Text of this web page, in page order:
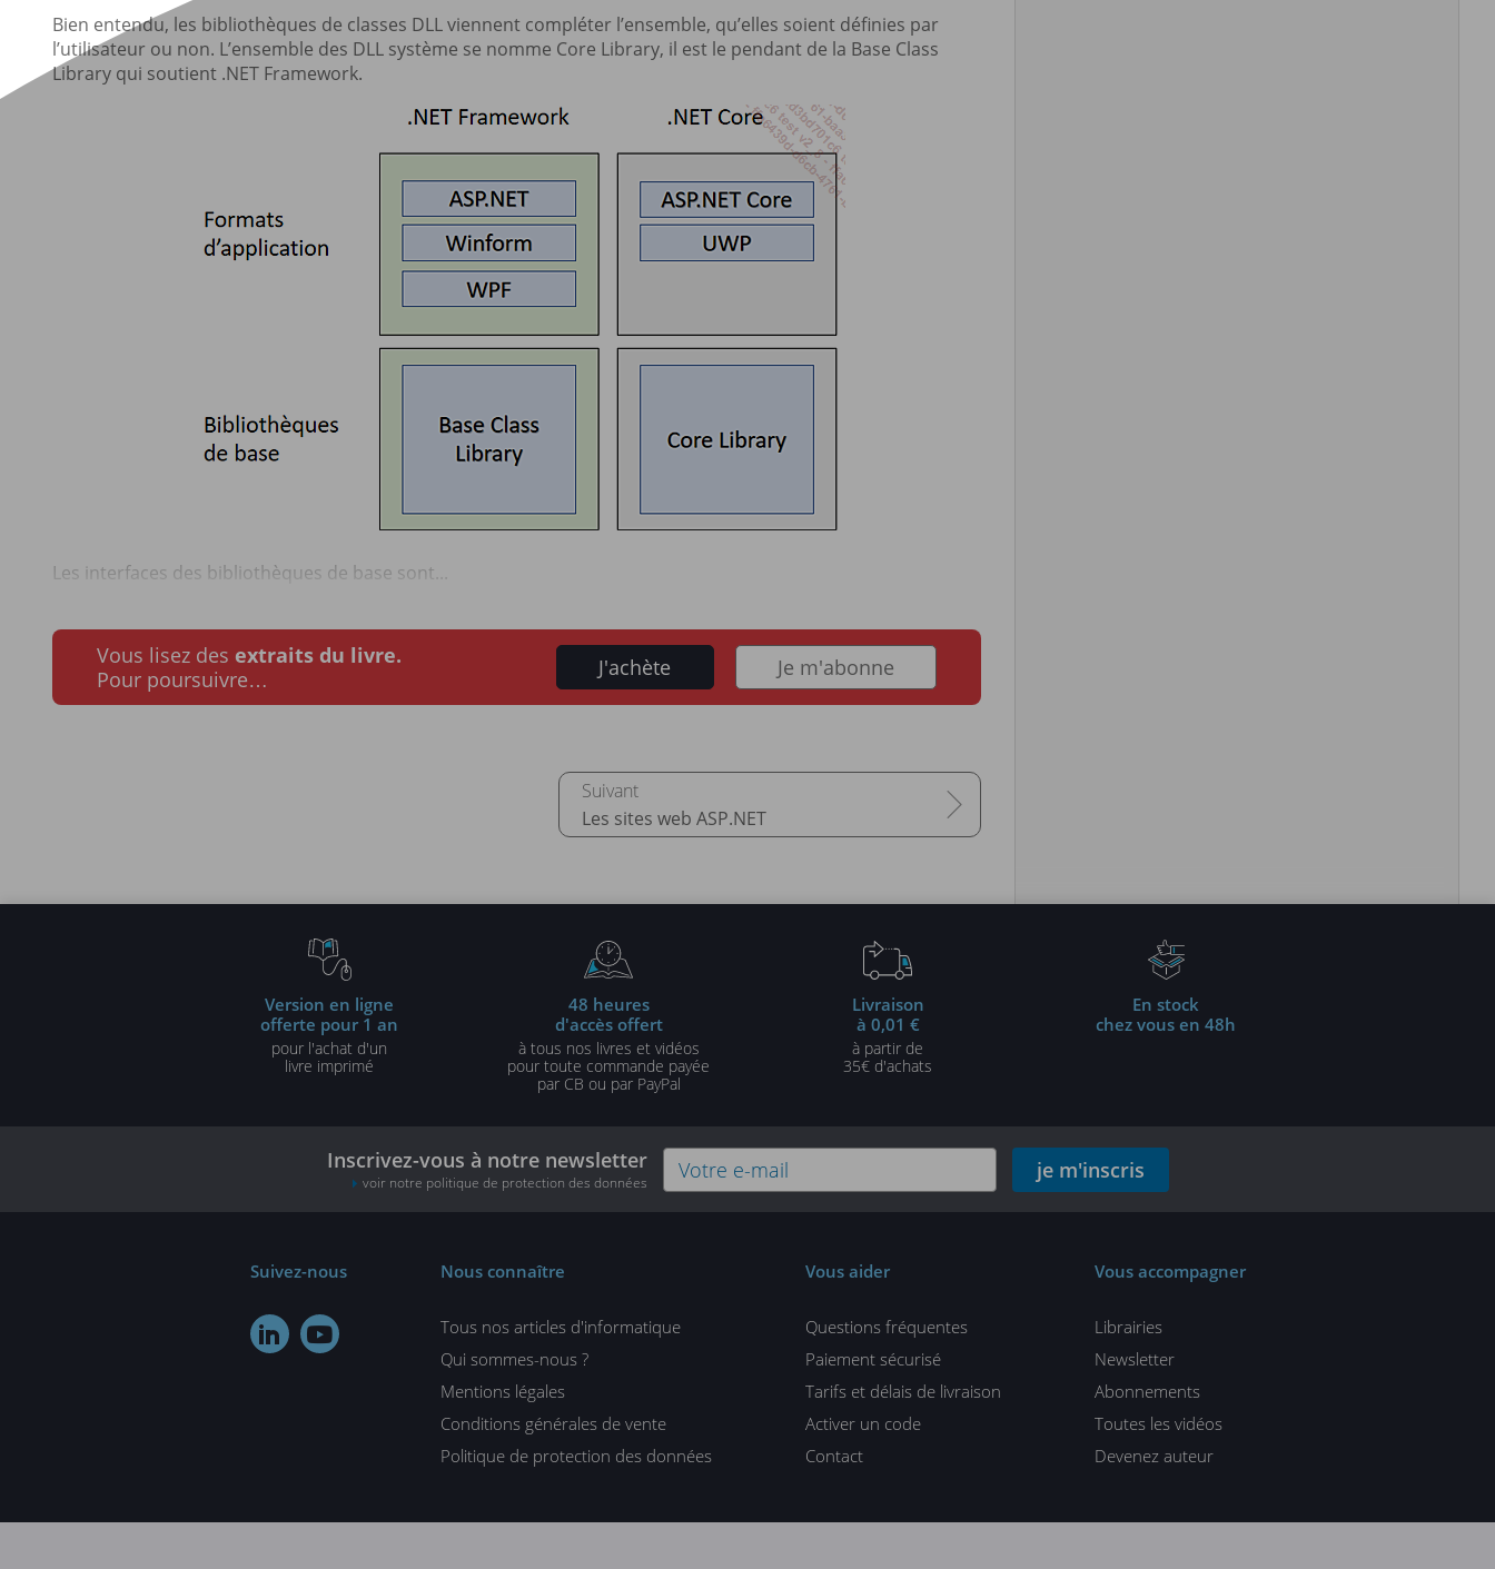
Bien entendu, les bibliothèques de classes DLL viennent compléter l’ensemble, qu’elles soient définies par
l’utilisateur ou non. L’ensemble des DLL système se nomme Core Library, il est le pendant de la Base Class
Library qui soutient .NET Framework.
Les interfaces des bibliothèques de base sont...
Vous lisez des extraits du livre.
Pour poursuivre…
J'achète Je m'abonne
Les sites web ASP.NET
Version en ligne
offerte pour 1 an
pour l'achat d'un
livre imprimé
48 heures
d'accès offert
à tous nos livres et vidéos
pour toute commande payée
par CB ou par PayPal
Livraison
à 0,01 €
à partir de
35€ d'achats
En stock
chez vous en 48h
Inscrivez-vous à notre newsletter
voir notre politique de protection des données je m'inscris
Suivez-nous
 
Nous connaître
Tous nos articles d'informatique
Qui sommes-nous ?
Mentions légales
Conditions générales de vente
Politique de protection des données
Vous aider
Questions fréquentes
Paiement sécurisé
Tarifs et délais de livraison
Activer un code
Contact
Vous accompagner
Librairies
Newsletter
Abonnements
Toutes les vidéos
Devenez auteur